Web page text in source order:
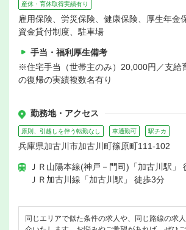
産休・育休取得実績有り
雇用保険、労災保険、健康保険、厚生年金
資金貸付制度、駐車場
手当・福利厚生備考
※住宅手当（世帯主のみ）20,000円／支給
の復帰の実績複数名有り
勤務地・アクセス
原則、引越しを伴う転勤なし 車通勤可 駅チカ
兵庫県加古川市加古川町篠原町111-102
ＪＲ山陽本線(神戸－門司)「加古川駅」
ＪＲ加古川線「加古川駅」 徒歩3分
同じエリアで似た条件の求人や、同じ路線の求